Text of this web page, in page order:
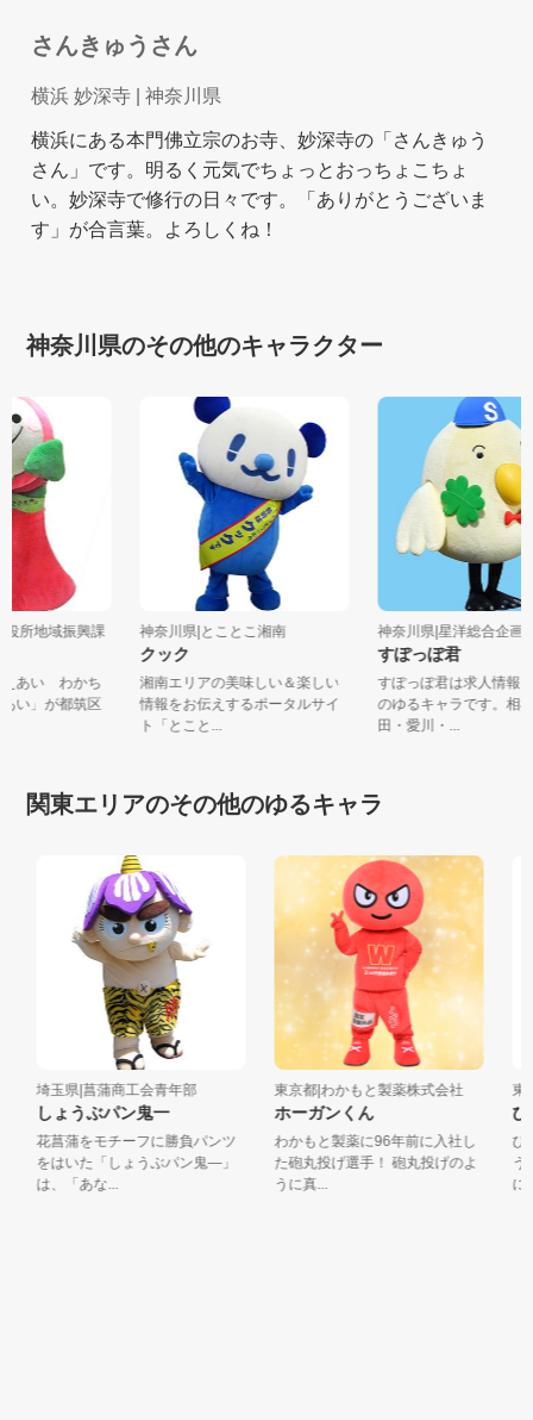
さんきゅうさん
横浜 妙深寺 | 神奈川県
横浜にある本門佛立宗のお寺、妙深寺の「さんきゅう
さん」です。明るく元気でちょっとおっちょこちょ
い。妙深寺で修行の日々です。「ありがとうございま
す」が合言葉。よろしくね！
神奈川県のその他のキャラクター
役所地域振興課
えあい わかち
あい」が都筑区
神奈川県|とことこ湘南
クック
湘南エリアの美味しい＆楽しい
情報をお伝えするポータルサイ
ト「とこと...
神奈川県|星洋総合企画
すぽっぽ君
すぽっぽ君は求人情報
のゆるキャラです。相
田・愛川・...
関東エリアのその他のゆるキャラ
埼玉県|菖蒲商工会青年部
しょうぶパン鬼一
花菖蒲をモチーフに勝負パンツ
をはいた「しょうぶパン鬼―」
は、「あな...
東京都|わかもと製薬株式会社
ホーガンくん
わかもと製薬に96年前に入社し
た砲丸投げ選手！ 砲丸投げのよ
うに真...
東
ひ
ひ
う
に